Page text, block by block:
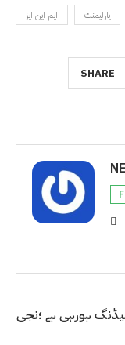
ایم این ایز پارلیمنٹ
SHARE
ہورہی ہے ؛نجی